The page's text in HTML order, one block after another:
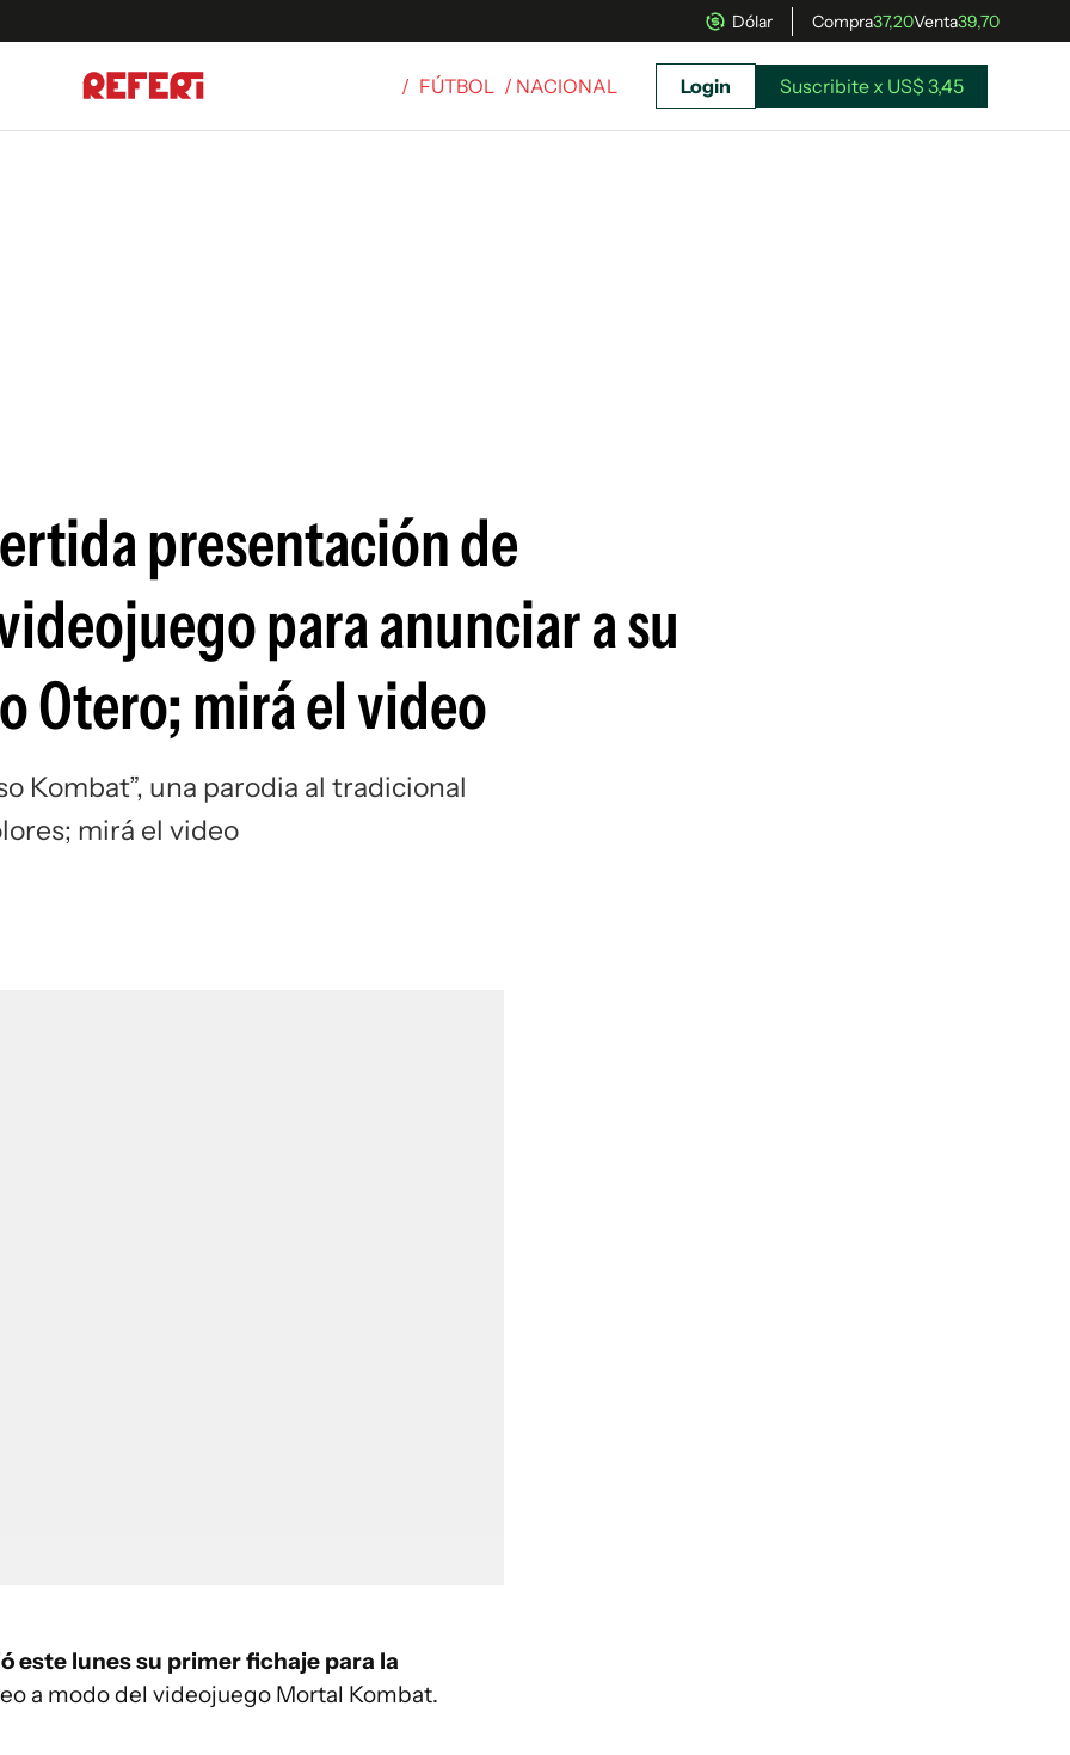
Dólar Compra37,20Venta39,70
Siguenos en:
/ FÚTBOL / NACIONAL Login Suscribite x US$ 3,45
presentación de
para anunciar a su
Otero; mirá el video
Kombat”, una parodia al tradicional
mirá el video
este lunes su primer fichaje para la
a modo del videojuego Mortal Kombat.